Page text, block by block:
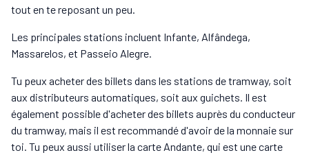
tout en te reposant un peu.
Les principales stations incluent Infante, Alfândega,
Massarelos, et Passeio Alegre.
Tu peux acheter des billets dans les stations de tramway, soit
aux distributeurs automatiques, soit aux guichets. Il est
également possible d'acheter des billets auprès du conducteur
du tramway, mais il est recommandé d'avoir de la monnaie sur
toi. Tu peux aussi utiliser la carte Andante, qui est une carte